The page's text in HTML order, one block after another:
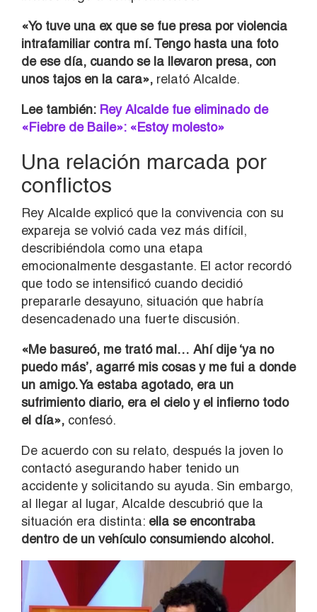
«Yo tuve una ex que se fue presa por violencia
intrafamiliar contra mí. Tengo hasta una foto
de ese día, cuando se la llevaron presa, con
unos tajos en la cara», relató Alcalde.
Lee también: Rey Alcalde fue eliminado de
«Fiebre de Baile»: «Estoy molesto»
Una relación marcada por
conflictos
Rey Alcalde explicó que la convivencia con su
expareja se volvió cada vez más difícil,
describiéndola como una etapa
emocionalmente desgastante. El actor recordó
que todo se intensificó cuando decidió
prepararle desayuno, situación que habría
desencadenado una fuerte discusión.
«Me basureó, me trató mal… Ahí dije ‘ya no
puedo más’, agarré mis cosas y me fui a donde
un amigo. Ya estaba agotado, era un
sufrimiento diario, era el cielo y el infierno todo
el día», confesó.
De acuerdo con su relato, después la joven lo
contactó asegurando haber tenido un
accidente y solicitando su ayuda. Sin embargo,
al llegar al lugar, Alcalde descubrió que la
situación era distinta: ella se encontraba
dentro de un vehículo consumiendo alcohol.